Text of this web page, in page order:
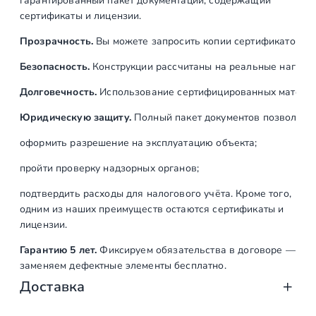
г
и
е
м
о
м
е
н
сертификаты и лицензии.
Прозрачность.Вы можете запросить копии сертификатов
Безопасность.Конструкции рассчитаны на реальные
Долговечность. Использование сертифицированных
Юридическую защиту.Полный пакет документов позволяет:
оформить разрешение на эксплуатацию объекта;
пройти проверку надзорных органов;
подтвердить расходы для налогового учёта. Кроме того,
одним из наших преимуществ остаются сертификаты и
лицензии.
Гарантию 5 лет. Фиксируем обязательства в договоре —
заменяем дефектные элементы бесплатно.
Доставка